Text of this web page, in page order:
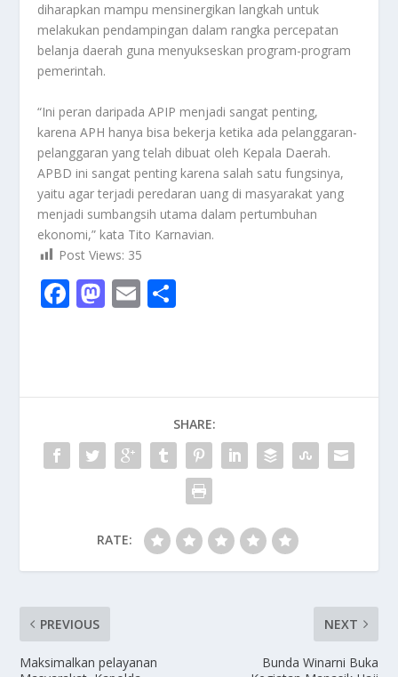
diharapkan mampu mensinergikan langkah untuk
melakukan pendampingan dalam rangka percepatan
belanja daerah guna menyukseskan program-program
pemerintah.
“Ini peran daripada APIP menjadi sangat penting,
karena APH hanya bisa bekerja ketika ada pelanggaran-
pelanggaran yang telah dibuat oleh Kepala Daerah.
APBD ini sangat penting karena salah satu fungsinya,
yaitu agar terjadi peredaran uang di masyarakat yang
menjadi sumbangsih utama dalam pertumbuhan
ekonomi,” kata Tito Karnavian.
Post Views: 35
F
o
o
k
M
o
n
E
SHARE:
RATE:
PREVIOUS
Maksimalkan pelayanan
NEXT
Bunda Winarni Buka